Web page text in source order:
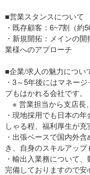
■営業スタンスについて
・既存顧客：6~7割（約
・新規開拓：メインの
業様へのアプローチ
■企業/求人の魅力につい
・3～5年後にはマネー
プもはかれる会社です。
※ 営業担当から支店長
・現地採用でも日本の
しゃる程、福利厚生が充
・出張ベースで国内外
き、自身のスキルアップ
・輸出入業務について
完備しておりますので安